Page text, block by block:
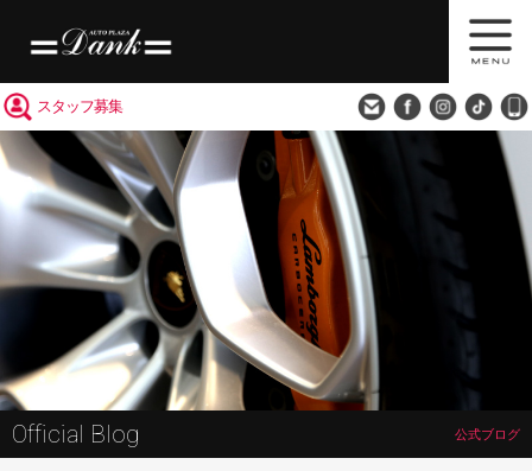
スタッフ募集
Official Blog 公式ブログ